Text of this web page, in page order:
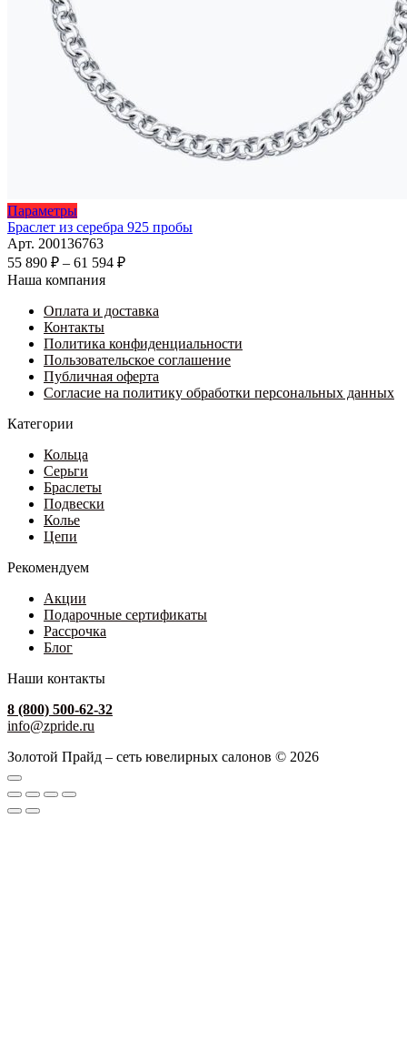
ПараметрыЭтот
товар
имеет
несколько
вариаций.
можно
выбрать
на
странице
товара.
Браслет из серебра 925 пробы
Арт. 200136763
55 890 ₽ – 61 594 ₽Диапазон
890 ₽
61
594 ₽
Наша компания
Оплата и доставка
Контакты
Политика конфиденциальности
Пользовательское соглашение
Публичная оферта
Согласие на политику обработки персональных данных
Категории
Кольца
Серьги
Браслеты
Подвески
Колье
Цепи
Рекомендуем
Акции
Подарочные сертификаты
Рассрочка
Блог
Наши контакты
8 (800) 500-62-32
info@zpride.ru
Золотой Прайд – сеть ювелирных салонов © 2026